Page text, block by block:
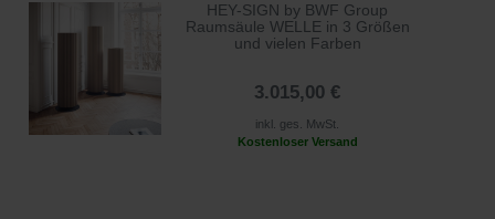
HEY-SIGN by BWF Group
Raumsäule WELLE in 3 Größen
und vielen Farben
3.015,00 €
inkl. ges. MwSt.
Kostenloser Versand